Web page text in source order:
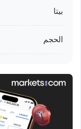
بيتا
الحجم